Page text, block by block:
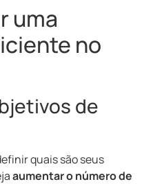
uma
no
de
quais são seus
aumentar o número de